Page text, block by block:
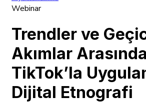
Webinar
Trendler ve
Akımlar
TikTok’la
Dijital Etnografi